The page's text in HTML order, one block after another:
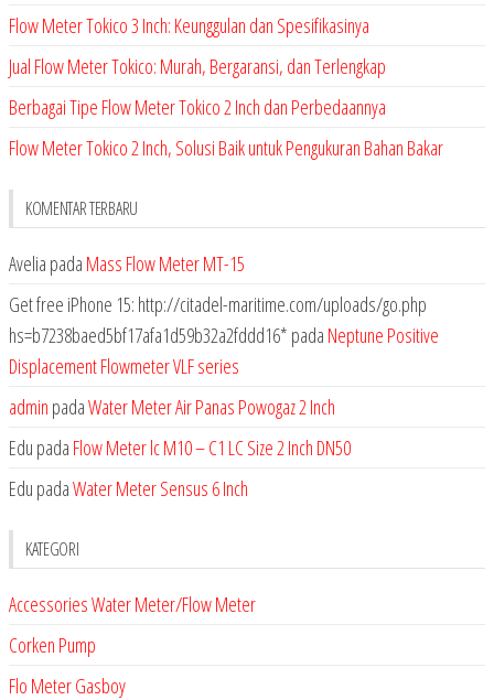
Flow Meter Tokico 3 Inch: Keunggulan dan Spesifikasinya
Jual Flow Meter Tokico: Murah, Bergaransi, dan Terlengkap
Berbagai Tipe Flow Meter Tokico 2 Inch dan Perbedaannya
Flow Meter Tokico 2 Inch, Solusi Baik untuk Pengukuran Bahan Bakar
KOMENTAR TERBARU
Avelia pada Mass Flow Meter MT-15
Get free iPhone 15: http://citadel-maritime.com/uploads/go.php
hs=b7238baed5bf17afa1d59b32a2fddd16* pada Neptune Positive
Displacement Flowmeter VLF series
admin padaWater Meter Air Panas Powogaz 2 Inch
Edu pada Flow Meter lc M10 – C1 LC Size 2 Inch DN50
Edu padaWater Meter Sensus 6 Inch
KATEGORI
Accessories Water Meter/Flow Meter
Corken Pump
Flo Meter Gasboy